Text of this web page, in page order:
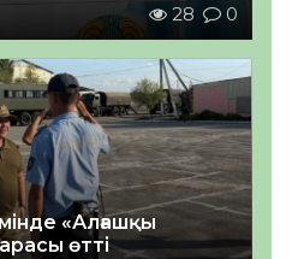
28 0
«Алғашқы
өтті